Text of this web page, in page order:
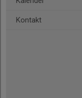
Kontakt